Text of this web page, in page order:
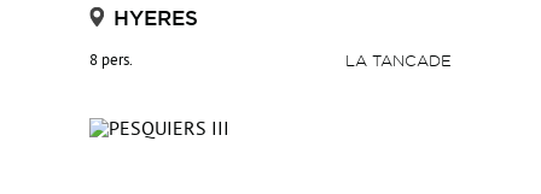
HYERES
8 pers. LA TANCADE